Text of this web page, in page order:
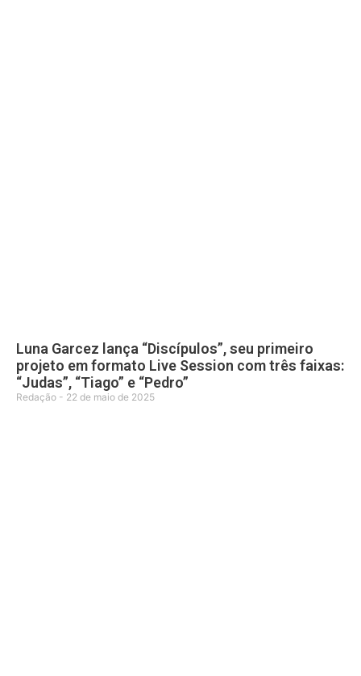
Luna Garcez lança “Discípulos”, seu primeiro
projeto em formato Live Session com três faixas:
“Judas”, “Tiago” e “Pedro”
Redação 22 de maio de 2025